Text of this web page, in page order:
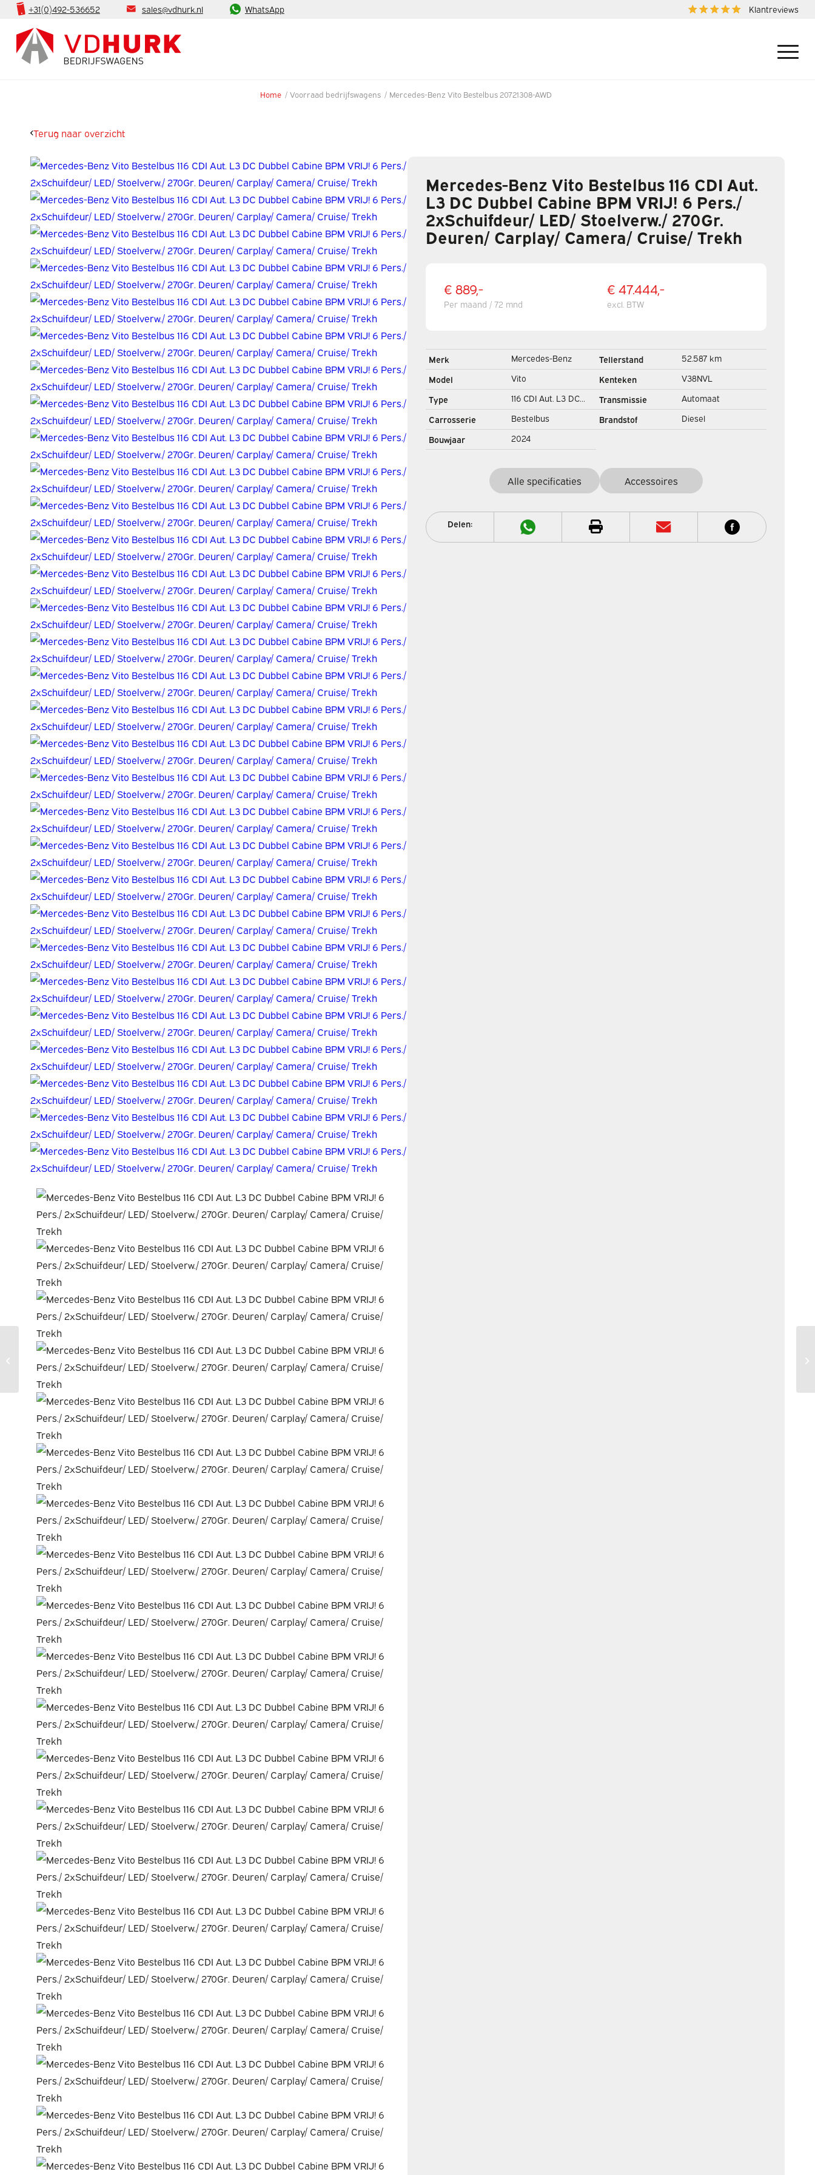
Klantreviews
+31(0)492-536652 sales@vdhurk.nl WhatsApp
Home / Voorraad bedrijfswagens / Mercedes-Benz Vito Bestelbus 20721308-AWD
Terug naar overzicht
Mercedes-Benz Vito Bestelbus 116 CDI Aut.
L3 DC Dubbel Cabine BPM VRIJ! 6 Pers./
2xSchuifdeur/ LED/ Stoelverw./ 270Gr.
Deuren/ Carplay/ Camera/ Cruise/ Trekh
€ 889,-
Per maand / 72 mnd
€ 47.444,-
excl. BTW
Merk
Mercedes-Benz
Model
Vito
Type
116 CDI Aut. L3 DC
Dubbel Cabine BPM
VRIJ! 6 Pers./
2xSchuifdeur/ LED/
Stoelverw./ 270Gr.
Deuren/ Carplay/
Camera/ Cruise/
Trekh
Carrosserie
Bestelbus
Bouwjaar
2024
Tellerstand
52.587 km
Kenteken
V38NVL
Transmissie
Automaat
Brandstof
Diesel
Alle specificaties Accessoires
Delen:
Volkswagen
20759356-AWD